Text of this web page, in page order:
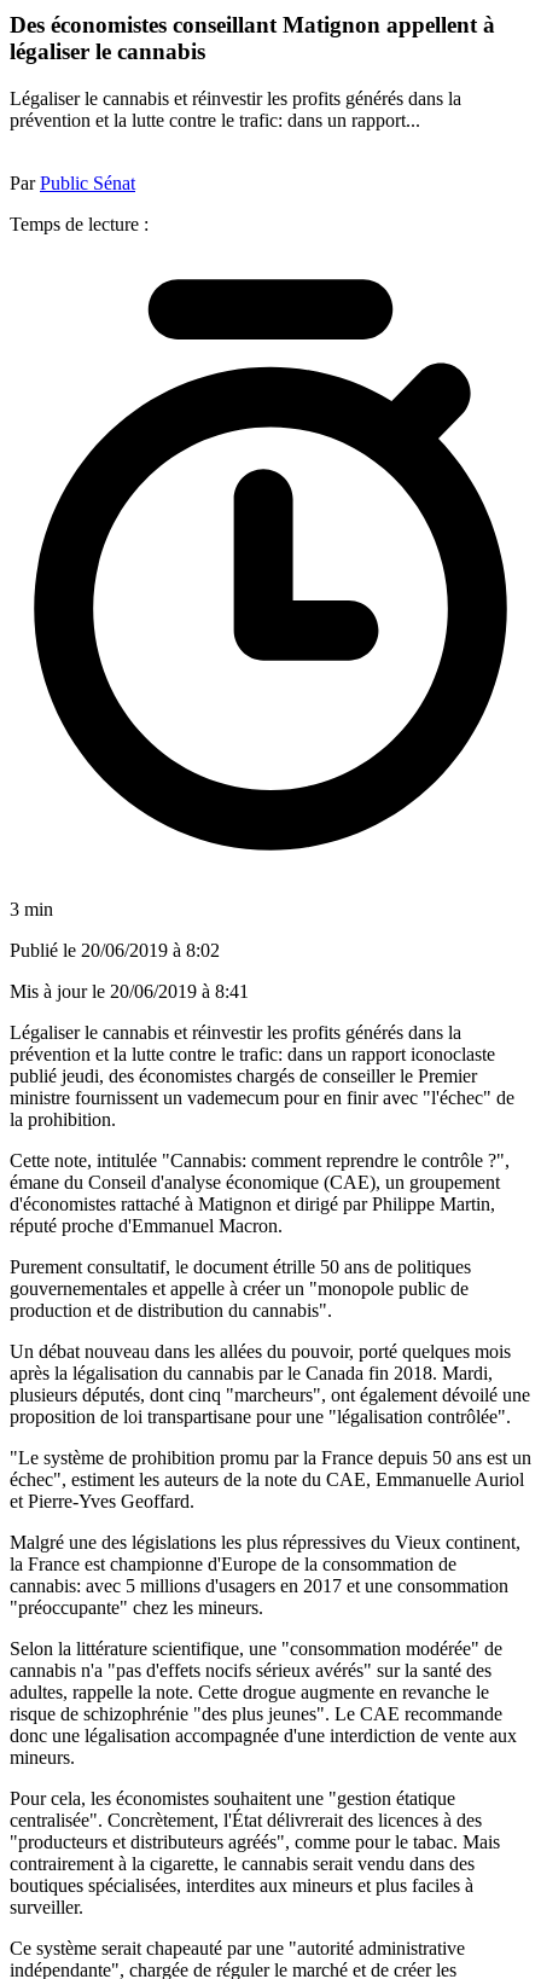
Des économistes conseillant Matignon appellent à
légaliser le cannabis
Légaliser le cannabis et réinvestir les profits générés dans la
prévention et la lutte contre le trafic: dans un rapport...
ParPublic Sénat
Temps de lecture :
3 min
Publié le 20/06/2019 à 8:02
Mis à jour le 20/06/2019 à 8:41
Légaliser le cannabis et réinvestir les profits générés dans la
prévention et la lutte contre le trafic: dans un rapport iconoclaste
publié jeudi, des économistes chargés de conseiller le Premier
ministre fournissent un vademecum pour en finir avec "l'échec" de
la prohibition.
Cette note, intitulée "Cannabis: comment reprendre le contrôle ?",
émane du Conseil d'analyse économique (CAE), un groupement
d'économistes rattaché à Matignon et dirigé par Philippe Martin,
réputé proche d'Emmanuel Macron.
Purement consultatif, le document étrille 50 ans de politiques
gouvernementales et appelle à créer un "monopole public de
production et de distribution du cannabis".
Un débat nouveau dans les allées du pouvoir, porté quelques mois
après la légalisation du cannabis par le Canada fin 2018. Mardi,
plusieurs députés, dont cinq "marcheurs", ont également dévoilé une
proposition de loi transpartisane pour une "légalisation contrôlée".
"Le système de prohibition promu par la France depuis 50 ans est un
échec", estiment les auteurs de la note du CAE, Emmanuelle Auriol
et Pierre-Yves Geoffard.
Malgré une des législations les plus répressives du Vieux continent,
la France est championne d'Europe de la consommation de
cannabis: avec 5 millions d'usagers en 2017 et une consommation
"préoccupante" chez les mineurs.
Selon la littérature scientifique, une "consommation modérée" de
cannabis n'a "pas d'effets nocifs sérieux avérés" sur la santé des
adultes, rappelle la note. Cette drogue augmente en revanche le
risque de schizophrénie "des plus jeunes". Le CAE recommande
donc une légalisation accompagnée d'une interdiction de vente aux
mineurs.
Pour cela, les économistes souhaitent une "gestion étatique
centralisée". Concrètement, l'État délivrerait des licences à des
"producteurs et distributeurs agréés", comme pour le tabac. Mais
contrairement à la cigarette, le cannabis serait vendu dans des
boutiques spécialisées, interdites aux mineurs et plus faciles à
surveiller.
Ce système serait chapeauté par une "autorité administrative
indépendante", chargée de réguler le marché et de créer les